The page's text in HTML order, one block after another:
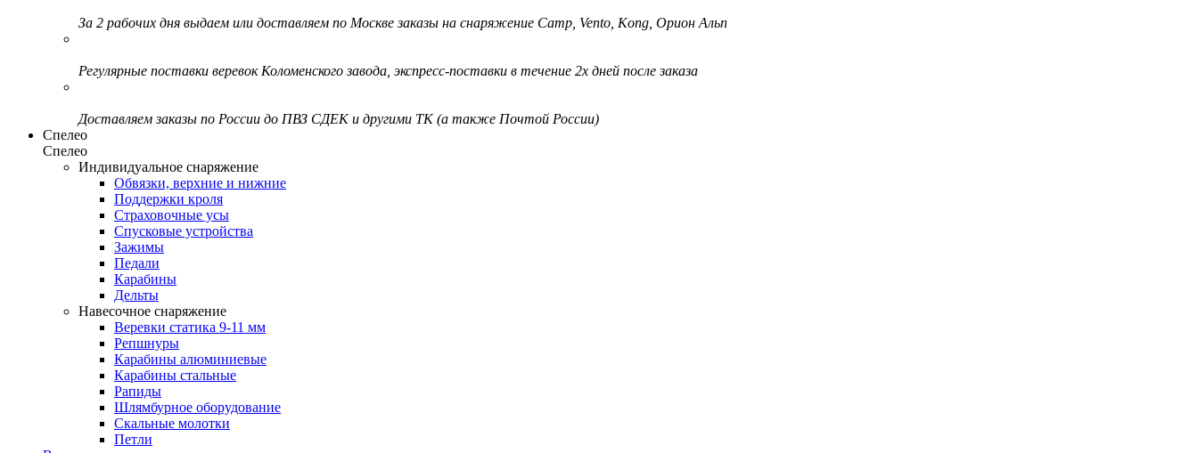
За 2 рабочих дня выдаем или доставляем по Москве заказы на снаряжение Camp, Vento, Kong, Орион Альп
Регулярные поставки веревок Коломенского завода, экспресс-поставки в течение 2х дней после заказа
Доставляем заказы по России до ПВЗ СДЕК и другими ТК (а также Почтой России)
Спелео
Спелео
Индивидуальное снаряжение
Обвязки, верхние и нижние
Поддержки кроля
Страховочные усы
Спусковые устройства
Зажимы
Педали
Карабины
Дельты
Навесочное снаряжение
Веревки статика 9-11 мм
Репшнуры
Карабины алюминиевые
Карабины стальные
Рапиды
Шлямбурное оборудование
Скальные молотки
Петли